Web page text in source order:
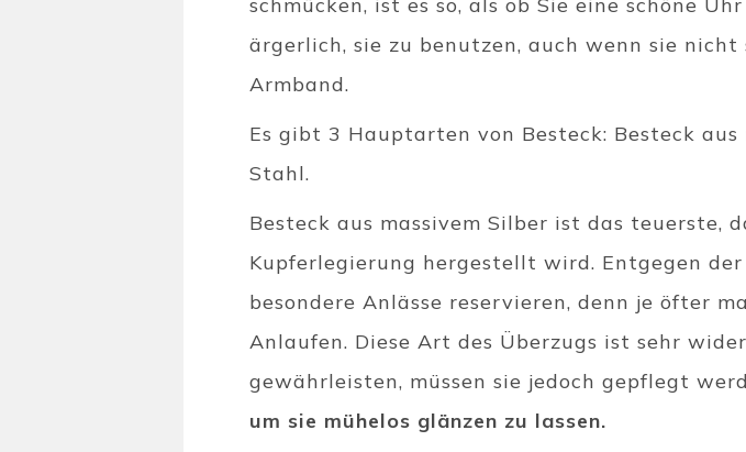
ärgerlich, sie zu benutzen, auch wenn sie
Armband.
Es gibt 3 Hauptarten von Besteck: Besteck
Stahl.
Besteck aus massivem Silber ist das teuerste,
Kupferlegierung hergestellt wird. Entgegen
besondere Anlässe reservieren, denn je öfter
Anlaufen. Diese Art des Überzugs ist sehr
gewährleisten, müssen sie jedoch gepflegt
um sie mühelos glänzen zu lassen.